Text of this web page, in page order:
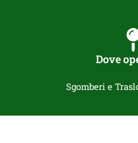
Dove
Sgomberi e